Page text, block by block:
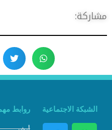
الشبكة الاجتماعية روابط مهمه